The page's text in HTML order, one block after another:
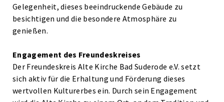
Gelegenheit, dieses beeindruckende Gebäude zu
besichtigen und die besondere Atmosphäre zu
genießen.
Engagement des Freundeskreises
Der Freundeskreis Alte Kirche Bad Suderode e.V. setzt
sich aktiv für die Erhaltung und Förderung dieses
wertvollen Kulturerbes ein. Durch sein Engagement